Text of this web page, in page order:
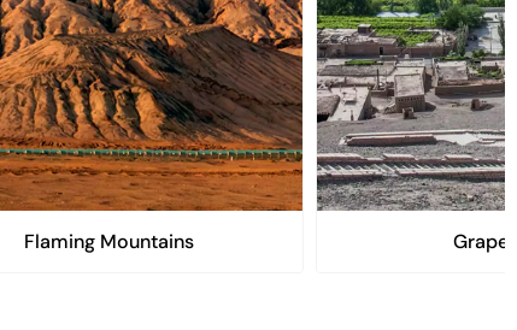
Flaming Mountains Grape